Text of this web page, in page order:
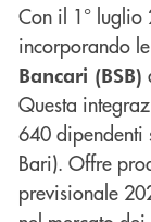
Con il 1° luglio
incorporando
Bancari (BSB)
Questa
640 dipendenti
Bari). Offre
previsionale